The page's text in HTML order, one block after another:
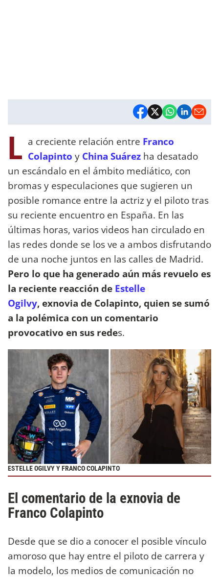
L a creciente relación entre Franco
Colapinto y China Suárez ha desatado
un escándalo en el ámbito mediático, con
bromas y especulaciones que sugieren un
posible romance entre la actriz y el piloto tras
su reciente encuentro en España. En las
últimas horas, varios videos han circulado en
las redes donde se los ve a ambos disfrutando
de una noche juntos en las calles de Madrid.
Pero lo que ha generado aún más revuelo es
la reciente reacción de Estelle
Ogilvy, exnovia de Colapinto, quien se sumó
a la polémica con un comentario
provocativo en sus redes.
ESTELLE OGILVY Y FRANCO COLAPINTO
El comentario de la exnovia de
Franco Colapinto
Desde que se dio a conocer el posible vínculo
amoroso que hay entre el piloto de carrera y
la modelo, los medios de comunicación no